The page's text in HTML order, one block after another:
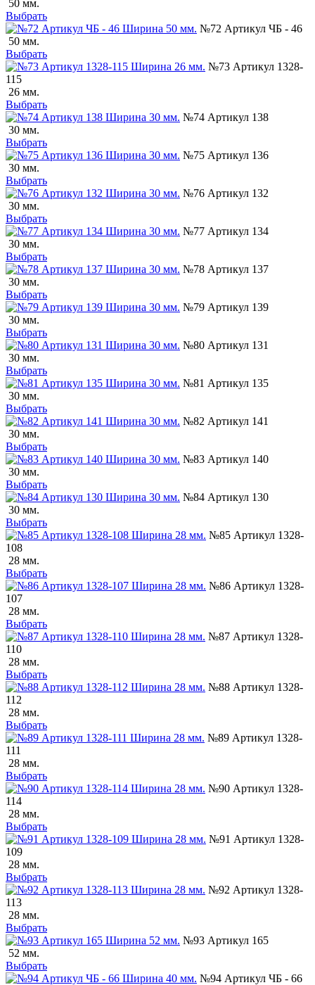
50 мм.
Выбрать
№72 Артикул ЧБ - 46
50 мм.
Выбрать
№73 Артикул 1328-
115
26 мм.
Выбрать
№74 Артикул 138
30 мм.
Выбрать
№75 Артикул 136
30 мм.
Выбрать
№76 Артикул 132
30 мм.
Выбрать
№77 Артикул 134
30 мм.
Выбрать
№78 Артикул 137
30 мм.
Выбрать
№79 Артикул 139
30 мм.
Выбрать
№80 Артикул 131
30 мм.
Выбрать
№81 Артикул 135
30 мм.
Выбрать
№82 Артикул 141
30 мм.
Выбрать
№83 Артикул 140
30 мм.
Выбрать
№84 Артикул 130
30 мм.
Выбрать
№85 Артикул 1328-
108
28 мм.
Выбрать
№86 Артикул 1328-
107
28 мм.
Выбрать
№87 Артикул 1328-
110
28 мм.
Выбрать
№88 Артикул 1328-
112
28 мм.
Выбрать
№89 Артикул 1328-
111
28 мм.
Выбрать
№90 Артикул 1328-
114
28 мм.
Выбрать
№91 Артикул 1328-
109
28 мм.
Выбрать
№92 Артикул 1328-
113
28 мм.
Выбрать
№93 Артикул 165
52 мм.
Выбрать
№94 Артикул ЧБ - 66